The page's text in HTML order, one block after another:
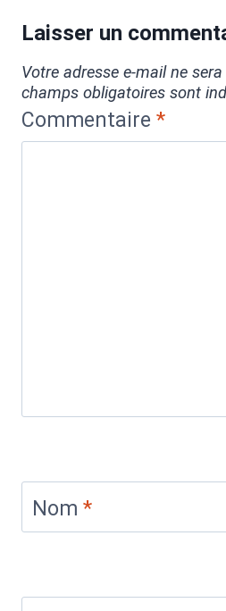
Laisser un
Votre adresse e-mail ne
champs obligatoires sont
Commentaire *
Nom *